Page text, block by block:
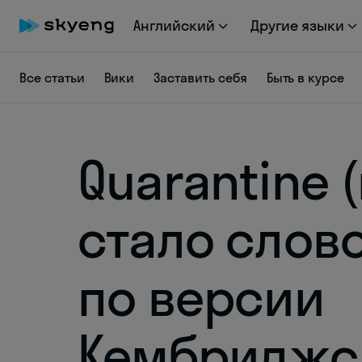
Английский Другие языки
Все статьи Вики Заставить себя Быть в курсе
Quarantine
стало
по версии